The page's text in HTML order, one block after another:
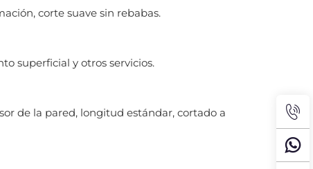
corte suave sin rebabas.
superficial y otros servicios.
de la pared, longitud estándar, cortado a